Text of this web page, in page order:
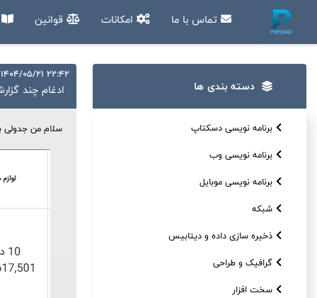
تماس با ما امکانات قوانین
دسته بندی ها
برنامه نویسی دسکتاپ
برنامه نویسی وب
برنامه نویسی موبایل
شبکه
ذخیره سازی داده و دیتابیس
گرافیک و طراحی
سخت افزار
22:42 1404/05/21
ادغام چند
سلام من جدولی